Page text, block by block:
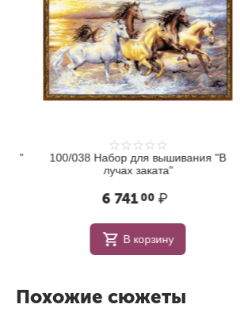
100/038 Набор для вышивания "В
лучах заката"
6 74100 ₽
В корзину
Похожие сюжеты